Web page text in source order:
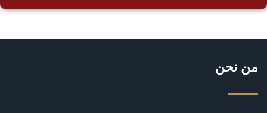
من نحن